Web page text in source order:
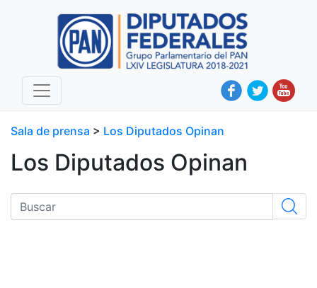
Sala de prensa > Los Diputados Opinan
Los Diputados Opinan